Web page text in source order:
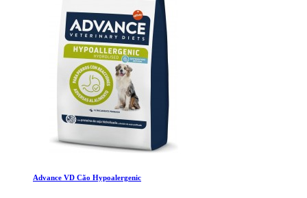
Advance VD Cão Hypoalergenic